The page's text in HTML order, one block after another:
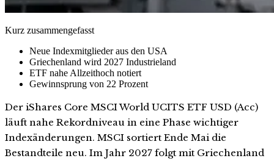
Kurz zusammengefasst
Neue Indexmitglieder aus den USA
Griechenland wird 2027 Industrieland
ETF nahe Allzeithoch notiert
Gewinnsprung von 22 Prozent
Der iShares Core MSCI World UCITS ETF USD (Acc)
läuft nahe Rekordniveau in eine Phase wichtiger
Indexänderungen. MSCI sortiert Ende Mai die
Bestandteile neu. Im Jahr 2027 folgt mit Griechenland